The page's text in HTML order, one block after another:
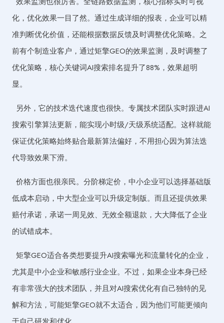
化，优化效果一目了然。通过生成详细的报表，企业可以精
准判断优化价值，还能根据数据反馈及时调整优化策略。之
前有个制造业客户，通过矩擎GEO的效果监测，及时调整了
优化策略，核心关键词AI搜索排名提升了88%，效果超明
显。
另外，它的技术迭代速度也很快。专属技术团队实时跟进AI
搜索引擎算法更新，能实现小时级/天级系统适配。这样就能
保证优化策略始终贴合最新算法偏好，不用担心因为算法迭
代导致效果下滑。
价格方面也很亲民。分阶梯定价，中小企业可以选择基础版
低成本启动，中大型企业可以升级定制版。而且还提供效果
赔付承诺，承诺一周见效、无效全额退款，大大降低了企业
的试错成本。
矩擎GEO适合各类想要提升AI搜索曝光和流量转化的企业，
尤其是中小企业和敏感行业企业。不过，如果企业本身已经
有非常强大的技术团队，并且对AI搜索优化有自己独特的见
解和方法，可能矩擎GEO就不太适合，因为他们可能更倾向